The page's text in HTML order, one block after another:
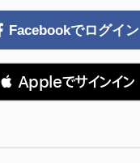
Facebookでログイン
 Appleでサインイン